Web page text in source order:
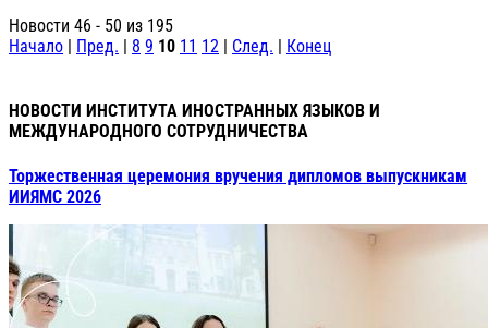
Новости 46 - 50 из 195
Начало | Пред. | 8 9 10 11 12 | След. | Конец
НОВОСТИ ИНСТИТУТА ИНОСТРАННЫХ ЯЗЫКОВ И
МЕЖДУНАРОДНОГО СОТРУДНИЧЕСТВА
Торжественная церемония вручения дипломов выпускникам
ИИЯМС 2026